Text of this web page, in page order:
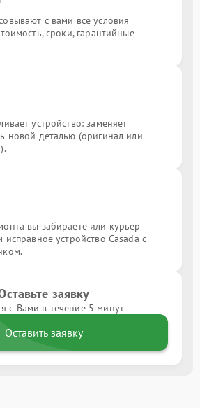
с вами все условия
сроки, гарантийные
устройство: заменяет
новой деталью (оригинал или
вы забираете или курьер
исправное устройство Casada с
заявку
с Вами в течение 5 минут
Оставить заявку